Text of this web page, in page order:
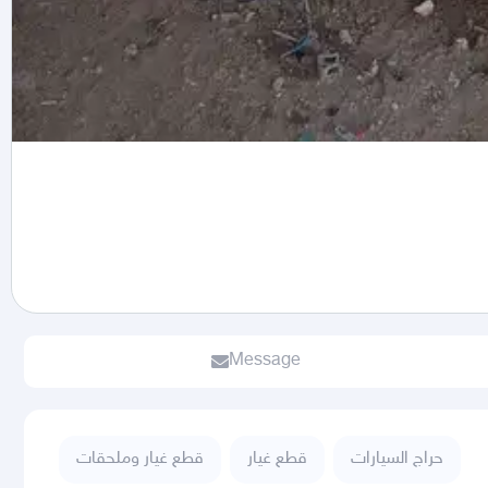
Message
قطع غيار وملحقات قطع غيار حراج السيارات